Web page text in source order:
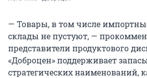
— Товары, в том числе
склады не пустуют, —
представители продуктового
«Доброцен» поддерживает
стратегических наименований,